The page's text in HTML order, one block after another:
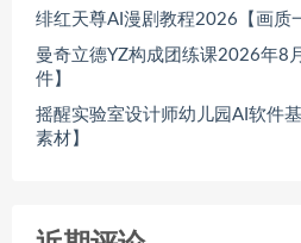
绯红天尊AI漫剧教程2026【画质
曼奇立德YZ构成团练课2026年8
件】
摇醒实验室设计师幼儿园AI软件
素材】